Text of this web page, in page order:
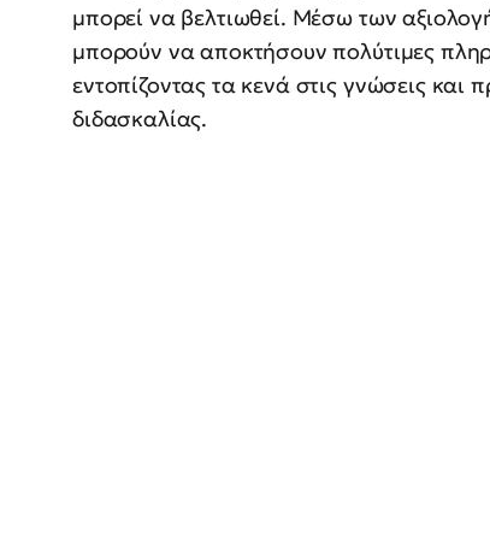
μπορεί να βελτιωθεί. Μέσω των
μπορούν να αποκτήσουν πολύτιμες
εντοπίζοντας τα κενά στις γνώσεις και
διδασκαλίας.